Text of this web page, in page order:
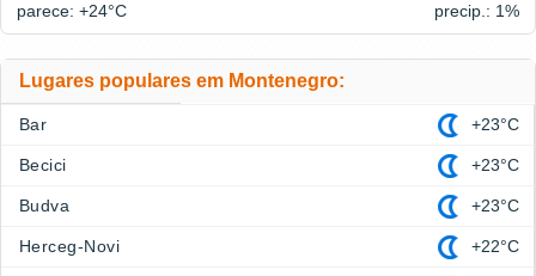
parece: +24°C precip.: 1%
Lugares populares em Montenegro:
Bar +23°C
Becici +23°C
Budva +23°C
Herceg-Novi +22°C